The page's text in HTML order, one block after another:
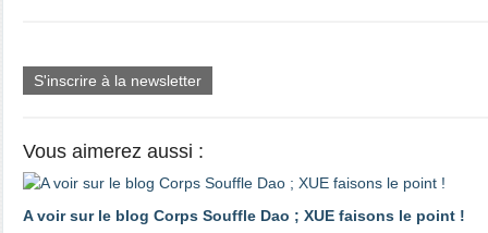
S'inscrire à la newsletter
Vous aimerez aussi :
A voir sur le blog Corps Souffle Dao ; XUE faisons le point !